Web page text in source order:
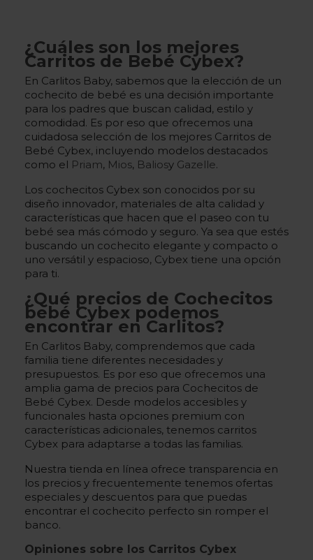
¿Cuáles son los mejores
Carritos de Bebé Cybex?
En Carlitos Baby, sabemos que la elección de un
cochecito de bebé es una decisión importante
para los padres que buscan calidad, estilo y
comodidad. Es por eso que ofrecemos una
cuidadosa selección de los mejores Carritos de
Bebé Cybex, incluyendo modelos destacados
como el Priam, Mios, Baliosy Gazelle.
Los cochecitos Cybex son conocidos por su
diseño innovador, materiales de alta calidad y
características que hacen que el paseo con tu
bebé sea más cómodo y seguro. Ya sea que estés
buscando un cochecito elegante y compacto o
uno versátil y espacioso, Cybex tiene una opción
para ti.
¿Qué precios de Cochecitos
bebé Cybex podemos
encontrar en Carlitos?
En Carlitos Baby, comprendemos que cada
familia tiene diferentes necesidades y
presupuestos. Es por eso que ofrecemos una
amplia gama de precios para Cochecitos de
Bebé Cybex. Desde modelos accesibles y
funcionales hasta opciones premium con
características adicionales, tenemos carritos
Cybex para adaptarse a todas las familias.
Nuestra tienda en línea ofrece transparencia en
los precios y frecuentemente tenemos ofertas
especiales y descuentos para que puedas
encontrar el cochecito perfecto sin romper el
banco.
Opiniones sobre los Carritos Cybex